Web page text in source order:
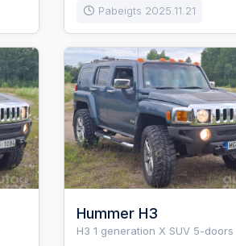
Pabeigts 2025.11.21
Hummer H3
H3 1 generation X SUV 5-doors